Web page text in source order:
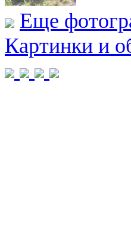
Еще
Картинки и